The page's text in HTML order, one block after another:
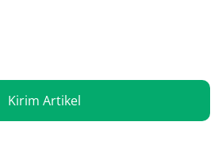
Kirim Artikel